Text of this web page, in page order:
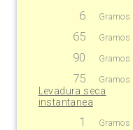
6 Gramos
65 Gramos
90 Gramos
75 Gramos
Levadura seca
instantanea
1 Gramos